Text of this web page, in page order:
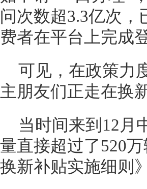
问次数超3.3亿次，
费者在平台上完成
可见，在政策力
主朋友们正走在换
当时间来到12月
量直接超过了520
换新补贴实施细则